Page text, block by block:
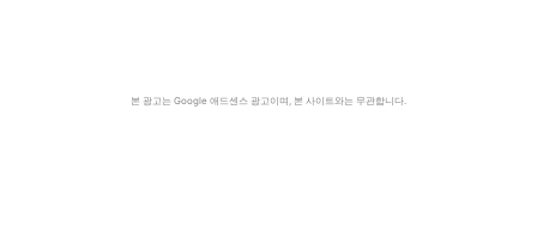
본 광고는 Google 애드센스 광고이며, 본 사이트와는 무관합니다.